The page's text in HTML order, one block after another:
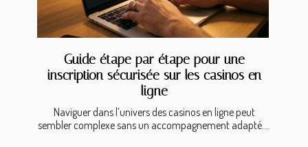
Guide étape par étape pour une
inscription sécurisée sur les casinos en
ligne
Naviguer dans l’univers des casinos en ligne peut
sembler complexe sans un accompagnement adapté....